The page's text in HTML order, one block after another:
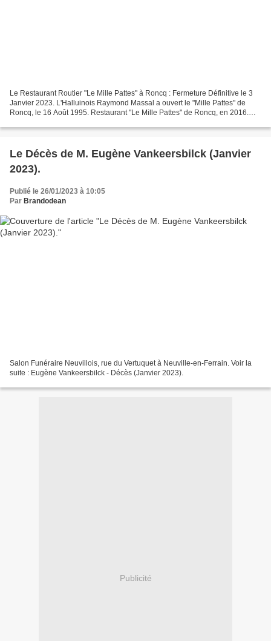
Le Restaurant Routier "Le Mille Pattes" à Roncq : Fermeture Définitive le 3
Janvier 2023. L'Halluinois Raymond Massal a ouvert le "Mille Pattes" de
Roncq, le 16 Août 1995. Restaurant "Le Mille Pattes" de Roncq, en 2016.
Le Décès de M. Eugène Vankeersbilck (Janvier
2023).
Publié le 26/01/2023 à 10:05
Par Brandodean
Salon Funéraire Neuvillois, rue du Vertuquet à Neuville-en-Ferrain. Voir la
suite : Eugène Vankeersbilck - Décès (Janvier 2023).
Publicité